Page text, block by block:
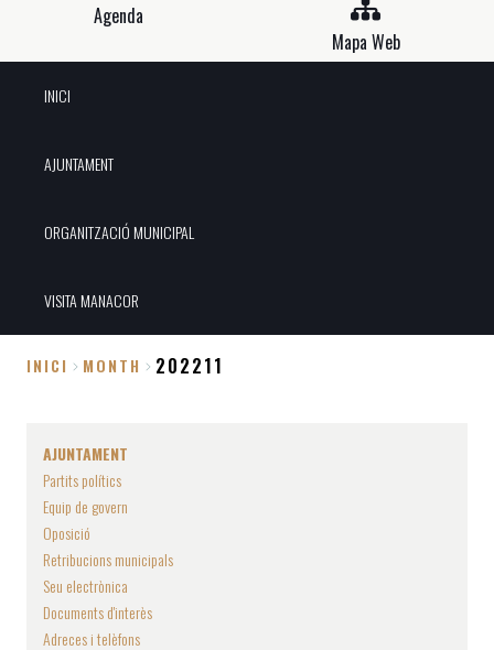
Agenda
Mapa Web
INICI
AJUNTAMENT
ORGANITZACIÓ MUNICIPAL
VISITA MANACOR
INICI MONTH 202211
AJUNTAMENT
Partits polítics
Equip de govern
Oposició
Retribucions municipals
Seu electrònica
Documents d'interès
Adreces i telèfons